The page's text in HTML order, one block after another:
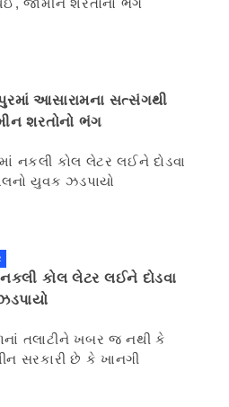
આસારામના સત્સંગથી
શરતોનો ભંગ
નકલી કોલ લેટર લઈને દોડવા